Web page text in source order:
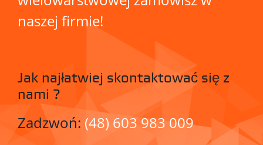
naszej firmie!
Jak najłatwiej skontaktować się z
nami ?
Zadzwoń: (48) 603 983 009